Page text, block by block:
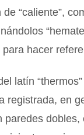
“caliente”,
para hacer
latín
registrada, en
paredes